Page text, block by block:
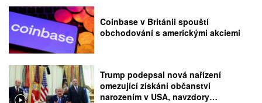
Coinbase v Británii spouští
obchodování s americkými akciemi
Trump podepsal nová nařízení
omezující získání občanství
narozením v USA, navzdory